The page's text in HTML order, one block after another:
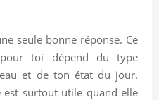
seule bonne réponse. Ce
toi dépend du type
et de ton état du jour.
est surtout utile quand elle